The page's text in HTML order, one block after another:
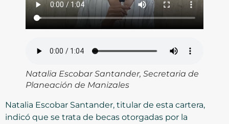
Natalia Escobar Santander, Secretaria de
Planeación de Manizales
Natalia Escobar Santander, titular de esta cartera,
indicó que se trata de becas otorgadas por la